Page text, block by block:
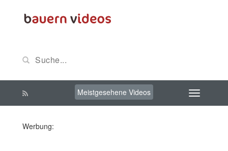
Meistgesehene Videos
Werbung: